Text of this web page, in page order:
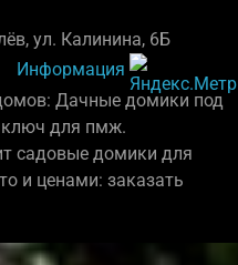
ул. Калинина, 6Б
Информация
Дачные домики под
ключ для пмж.
садовые домики для
и ценами: заказать